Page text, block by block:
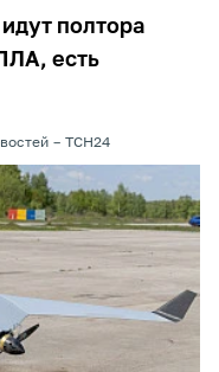
полтора
есть
ТСН24